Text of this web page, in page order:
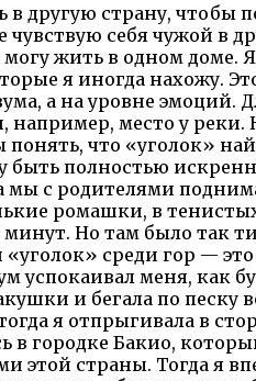
в другую страну,
чувствую себя чужой в
жить в одном доме.
я иногда нахожу.
а на уровне эмоций.
место у реки.
что «уголок»
быть полностью
мы с родителями
ромашки, в
минут. Но там было так
«уголок» среди гор —
успокаивал меня, как
и бегала по
я отпрыгивала в
в городке Бакио,
этой страны. Тогда я